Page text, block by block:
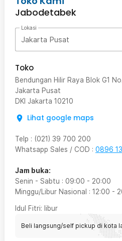
Jabodetabek
Lokasi
Jakarta Pusat
Toko
Bendungan Hilir Raya Blok G1
Jakarta Pusat
DKI Jakarta 10210
Lihat google maps
Telp : (021) 39 700 200
Whatsapp Sales / COD : 0896
Jam buka:
Senin - Sabtu : 09:00 - 20:00
Minggu/Libur Nasional : 12:00 -
Idul Fitri: libur
Beli langsung/self pickup di kota